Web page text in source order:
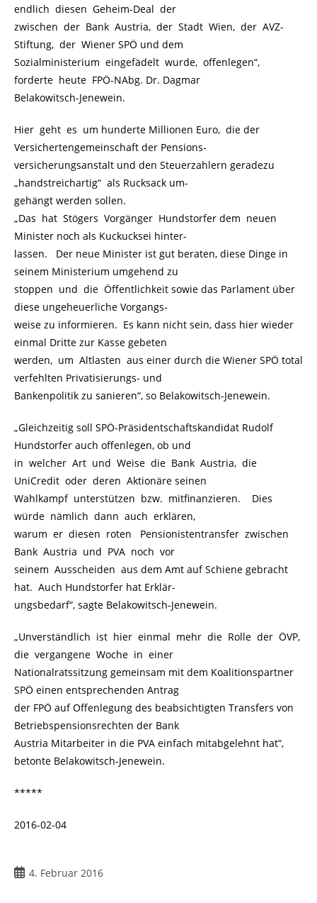
endlich diesen Geheim-Deal der
zwischen der Bank Austria, der Stadt Wien, der AVZ-
Stiftung, der Wiener SPÖ und dem
Sozialministerium eingefädelt wurde, offenlegen“,
forderte heute FPÖ-NAbg. Dr. Dagmar
Belakowitsch-Jenewein.
Hier geht es um hunderte Millionen Euro, die der
Versichertengemeinschaft der Pensions-
versicherungsanstalt und den Steuerzahlern geradezu
„handstreichartig“ als Rucksack um-
gehängt werden sollen.
„Das hat Stögers Vorgänger Hundstorfer dem neuen
Minister noch als Kuckucksei hinter-
lassen. Der neue Minister ist gut beraten, diese Dinge in
seinem Ministerium umgehend zu
stoppen und die Öffentlichkeit sowie das Parlament über
diese ungeheuerliche Vorgangs-
weise zu informieren. Es kann nicht sein, dass hier wieder
einmal Dritte zur Kasse gebeten
werden, um Altlasten aus einer durch die Wiener SPÖ total
verfehlten Privatisierungs- und
Bankenpolitik zu sanieren“, so Belakowitsch-Jenewein.
„Gleichzeitig soll SPÖ-Präsidentschaftskandidat Rudolf
Hundstorfer auch offenlegen, ob und
in welcher Art und Weise die Bank Austria, die
UniCredit oder deren Aktionäre seinen
Wahlkampf unterstützen bzw. mitfinanzieren. Dies
würde nämlich dann auch erklären,
warum er diesen roten Pensionistentransfer zwischen
Bank Austria und PVA noch vor
seinem Ausscheiden aus dem Amt auf Schiene gebracht
hat. Auch Hundstorfer hat Erklär-
ungsbedarf“, sagte Belakowitsch-Jenewein.
„Unverständlich ist hier einmal mehr die Rolle der ÖVP,
die vergangene Woche in einer
Nationalratssitzung gemeinsam mit dem Koalitionspartner
SPÖ einen entsprechenden Antrag
der FPÖ auf Offenlegung des beabsichtigten Transfers von
Betriebspensionsrechten der Bank
Austria Mitarbeiter in die PVA einfach mitabgelehnt hat“,
betonte Belakowitsch-Jenewein.
*****
2016-02-04
Beitrag
4. Februar 2016